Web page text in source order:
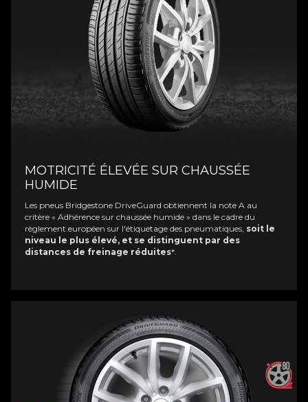
MOTRICITÉ ÉLEVÉE SUR CHAUSSÉE
HUMIDE
Les pneus Bridgestone DriveGuard obtiennent la note A au
critère « Adhérence sur chaussée humide » dans le cadre du
règlement européen sur l'étiquetage des pneumatiques, soit le
niveau le plus élevé, et se distinguent par des
distances de freinage réduites*.